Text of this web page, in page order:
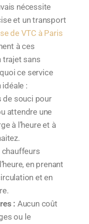
nécessite
et un transport
de VTC à Paris
à ces
trajet sans
ce service
:
de souci pour
attendre une
à l’heure et à
chauffeurs
en prenant
et en
: Aucun coût
ou le